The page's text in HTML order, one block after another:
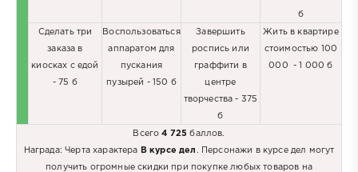
б
Сделать три
заказа в
киосках с едой
- 75 б
Воспользоваться
аппаратом для
пускания
пузырей - 150 б
Завершить
роспись или
граффити в
центре
творчества - 375
б
Жить в квартире
стоимостью 100
000 - 1 000 б
Всего4 725 баллов.
Награда: Черта характера В курсе дел . Персонажи в курсе дел могут
получить огромные скидки при покупке любых товаров на